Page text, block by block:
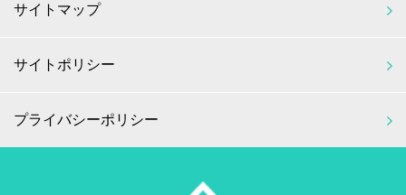
サイトマップ
サイトポリシー
プライバシーポリシー